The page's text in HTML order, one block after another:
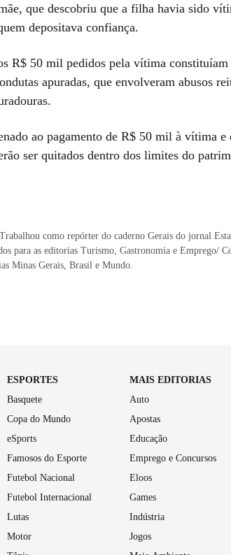
que descobriu que a filha havia sido
depositava confiança.
R$ 50 mil pedidos pela vítima constituíam
apuradas, que envolveram abusos
ao pagamento de R$ 50 mil à vítima e
ser quitados dentro dos limites do
como repórter do caderno Gerais do jornal
para as editorias Turismo, Gastronomia e Emprego/
Minas Gerais, Brasil e Mundo.
ESPORTES
Basquete
Copa do Mundo
eSports
Famosos do Esporte
Futebol Nacional
Futebol Internacional
Lutas
Motor
MAIS EDITORIAS
Auto
Apostas
Educação
Emprego e Concursos
Eloos
Games
Indústria
Jogos